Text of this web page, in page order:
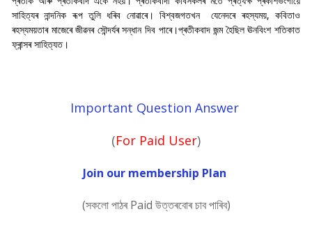
সাহিত্যৰ নান্দনিক ৰূপ তুলি ধৰিব নোৱাৰে। বিশ্বজগতখন যেনেদৰে ৰহস্যময়, কবিতাও
ৰহস্যময়তাৰ মাজেৰে জীৱনৰ সৌন্দৰ্যৰ সন্ধান দিব পাৰে।প্ৰতীকবাদ জন্ম হৈছিল ঊনবিংশ শতিকাত
ফ্ৰান্সৰ সাহিত্যত।
Important Question Answer
(For Paid User)
Join our membership Plan
(সকলো পাঠৰ Paid উত্তৰবোৰ চাব পাৰিব)